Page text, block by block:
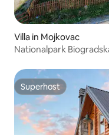
Villa in Mojkovac
Nationalpark
Superhost
Superhost